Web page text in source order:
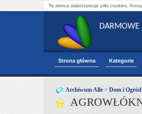
Ta strona wykorzystuje pliki cookies.
DARMOWE
Strona główna Kategorie
Archiwum Alle > Dom i Ogród